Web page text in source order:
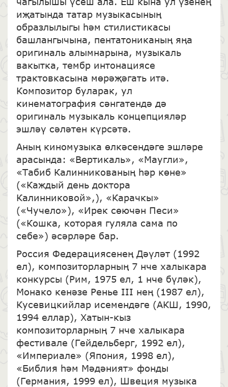
иҗатында татар музыкасының
образлылыгы һәм стилистикасы
башлангычына, пентатониканың яңа
оригиналь алымнарына, музыкаль
вакытка, тембр интонациясе
трактовкасына мөрәҗәгать итә.
Композитор буларак, ул
кинематография сәнгатендә дә
оригиналь музыкаль концепцияләр
эшләү сәләтен күрсәтә.
Аның киномузыка өлкәсендәге эшләре
арасында: «Вертикаль», «Маугли»,
«Табиб Калинникованың һәр көне»
(«Каждый день доктора
Калинниковой»,), «Карачкы»
(«Чучело»), «Ирек сөючән Песи»
(«Кошка, которая гуляла сама по
себе») әсәрләре бар.
Россия Федерациясенең Дәүләт (1992
ел), композиторларның 7 нче халыкара
конкурсы (Рим, 1975 ел, 1 нче бүләк),
Монако кенәзе Ренье III нең (1987 ел),
Кусевицкийлар исемендәге (АКШ, 1990,
1994 еллар), Хатын-кыз
композиторларның 7 нче халыкара
фестивале (Гейдельберг, 1992 ел),
«Империале» (Япония, 1998 ел),
«Библия һәм Мәдәният» фонды
(Германия, 1999 ел), Швеция музыка